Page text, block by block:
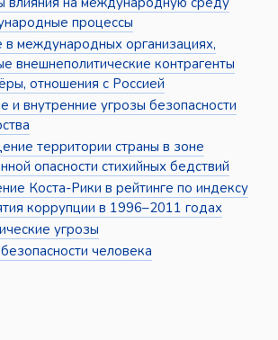
процессы
в международных организациях,
внешнеполитические контрагенты
отношения с Россией
и внутренние угрозы безопасности
территории страны в зоне
опасности стихийных бедствий
Коста-Рики в рейтинге по индексу
коррупции в 1996–2011 годах
угрозы
человека